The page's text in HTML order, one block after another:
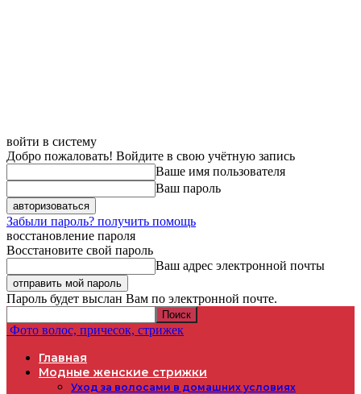
войти в систему
Добро пожаловать! Войдите в свою учётную запись
Ваше имя пользователя
Ваш пароль
Забыли пароль? получить помощь
восстановление пароля
Восстановите свой пароль
Ваш адрес электронной почты
Пароль будет выслан Вам по электронной почте.
Фото волос, причесок, стрижек
Главная
Модные женские стрижки
Уход за волосами в домашних условиях